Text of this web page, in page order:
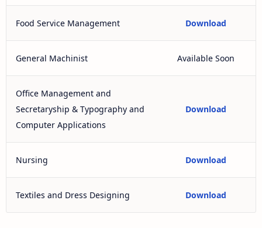
Food Service Management Download
General Machinist Available Soon
Office Management and
Secretaryship & Typography and
Computer Applications
Download
Nursing Download
Textiles and Dress Designing Download